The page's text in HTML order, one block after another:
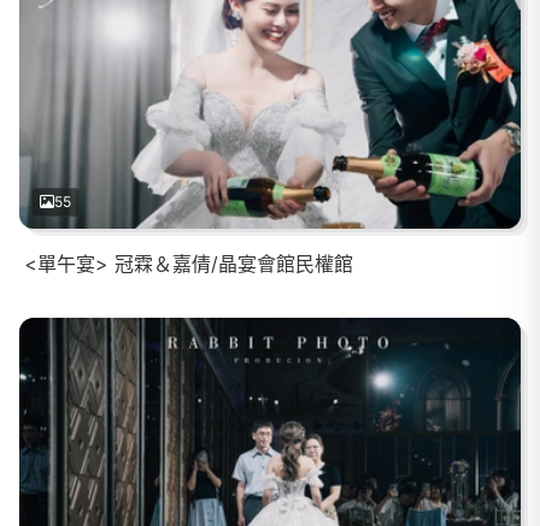
55
<單午宴> 冠霖＆嘉倩/晶宴會館民權館